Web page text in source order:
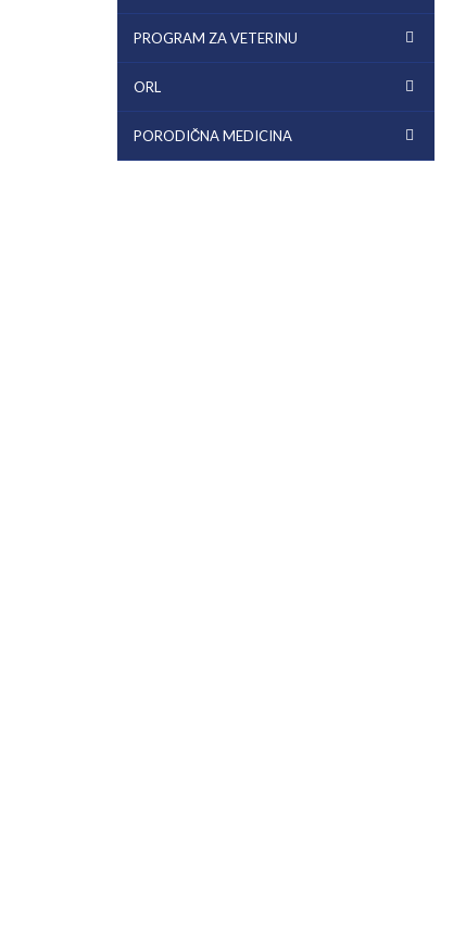
PROGRAM ZA VETERINU
ORL
PORODIČNA MEDICINA